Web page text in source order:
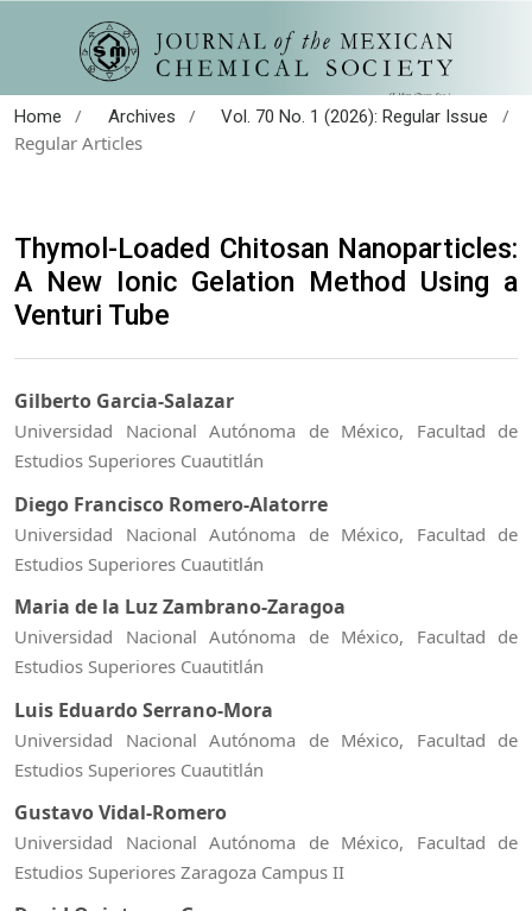
Home / Archives / Vol. 70 No. 1 (2026): Regular Issue
/
Regular Articles
Thymol-Loaded Chitosan Nanoparticles:
A New Ionic Gelation Method Using a
Venturi Tube
Gilberto Garcia-Salazar
Universidad Nacional Autónoma de México, Facultad de
Estudios Superiores Cuautitlán
Diego Francisco Romero-Alatorre
Universidad Nacional Autónoma de México, Facultad de
Estudios Superiores Cuautitlán
Maria de la Luz Zambrano-Zaragoa
Universidad Nacional Autónoma de México, Facultad de
Estudios Superiores Cuautitlán
Luis Eduardo Serrano-Mora
Universidad Nacional Autónoma de México, Facultad de
Estudios Superiores Cuautitlán
Gustavo Vidal-Romero
Universidad Nacional Autónoma de México, Facultad de
Estudios Superiores Zaragoza Campus II